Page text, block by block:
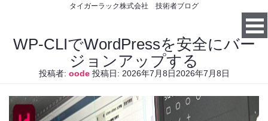
タイガーラック株式会社 技術者ブログ
WP-CLIでWordPressを安全にバー
ジョンアップする
投稿者: oode投稿日: 2026年7月8日2026年7月8日